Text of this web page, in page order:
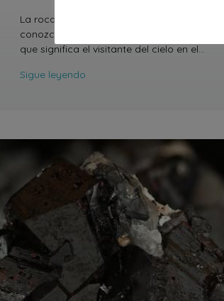
La roca con la historia más fascinante que
conozco tiene un nombre milenario:
que significa el visitante del cielo en el…
Sigue leyendo